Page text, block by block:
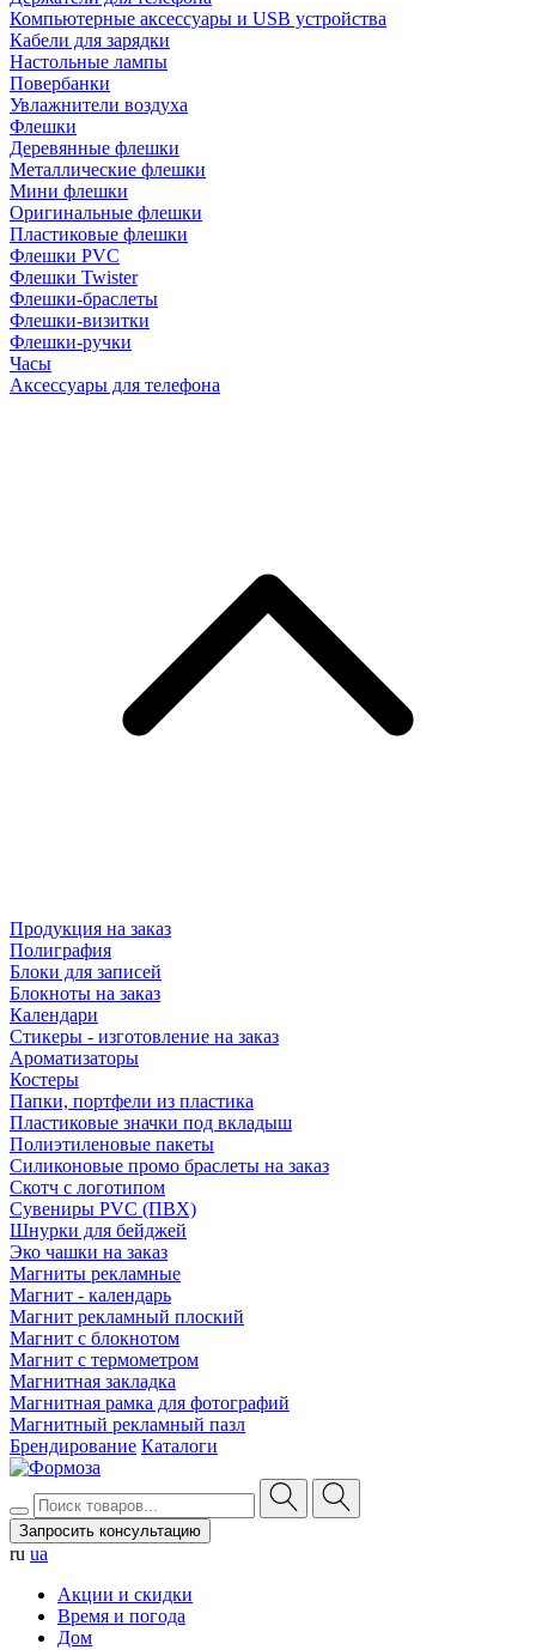
Компьютерные аксессуары и USB устройства
Кабели для зарядки
Настольные лампы
Повербанки
Увлажнители воздуха
Флешки
Деревянные флешки
Металлические флешки
Мини флешки
Оригинальные флешки
Пластиковые флешки
Флешки PVC
Флешки Twister
Флешки-браслеты
Флешки-визитки
Флешки-ручки
Часы
Аксессуары для телефона
Продукция на заказ
Полиграфия
Блоки для записей
Блокноты на заказ
Календари
Стикеры - изготовление на заказ
Ароматизаторы
Костеры
Папки, портфели из пластика
Пластиковые значки под вкладыш
Полиэтиленовые пакеты
Силиконовые промо браслеты на заказ
Скотч с логотипом
Сувениры PVC (ПВХ)
Шнурки для бейджей
Эко чашки на заказ
Магниты рекламные
Магнит - календарь
Магнит рекламный плоский
Магнит с блокнотом
Магнит с термометром
Магнитная закладка
Магнитная рамка для фотографий
Магнитный рекламный пазл
Брендирование Каталоги
Запросить консультацию
ru ua
Акции и скидки
Время и погода
Дом